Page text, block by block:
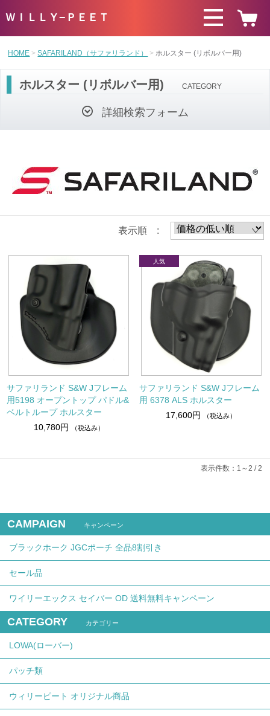
ＷＩＬＬＹ−ＰＥＥＴ
HOME SAFARILAND（サファリランド） ホルスター (リボルバー用)
ホルスター (リボルバー用) CATEGORY
詳細検索フォーム
表示順 :
サファリランド S&W Jフレーム
用5198 オープントップ パドル&
ベルトループ ホルスター
10,780円
（税込み）
サファリランド S&W Jフレーム
用 6378 ALS ホルスター
17,600円
（税込み）
表示件数：1～2 / 2
CAMPAIGN キャンペーン
ブラックホーク JGCポーチ 全品8割引き
セール品
ワイリーエックス セイバー OD 送料無料キャンペーン
CATEGORY カテゴリー
LOWA(ローバー)
パッチ類
ウィリーピート オリジナル商品